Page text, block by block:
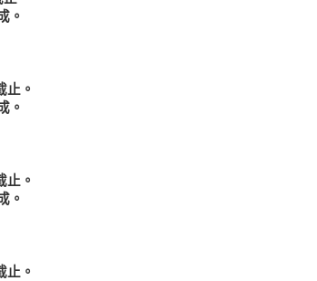
。
止。
。
止。
。
止。